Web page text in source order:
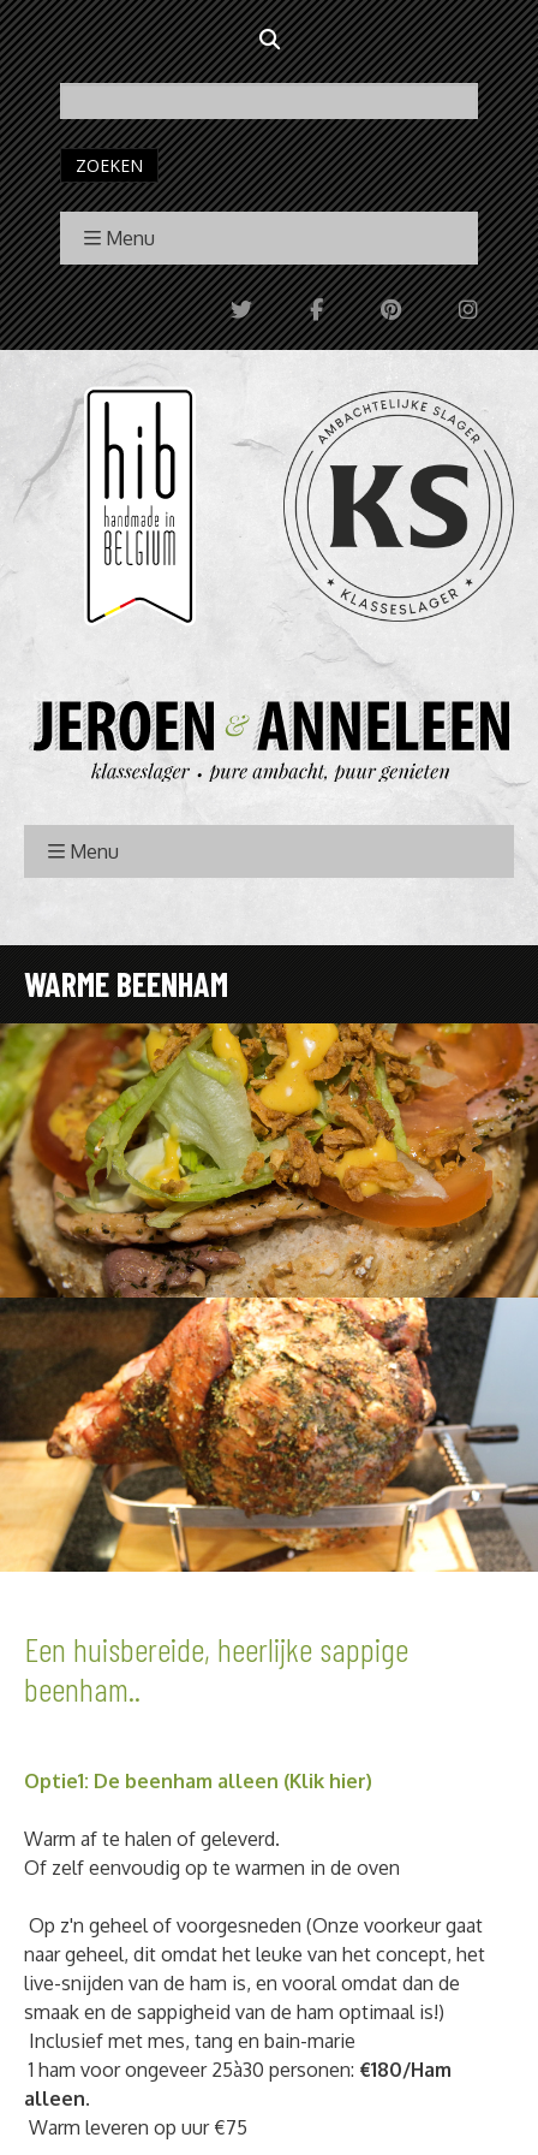
ZOEKEN
Menu
Menu
WARME BEENHAM
Een huisbereide, heerlijke sappige
beenham..
Optie1: De beenham alleen (Klik hier)
Warm af te halen of geleverd.
Of zelf eenvoudig op te warmen in de oven
Op z'n geheel of voorgesneden (Onze voorkeur gaat
naar geheel, dit omdat het leuke van het concept, het
live-snijden van de ham is, en vooral omdat dan de
smaak en de sappigheid van de ham optimaal is!)
Inclusief met mes, tang en bain-marie
1 ham voor ongeveer 25à30 personen: €180/Ham
alleen.
Warm leveren op uur €75